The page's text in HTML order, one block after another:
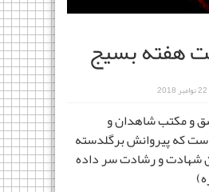
هفته بسیج
22 نوامبر 2018
و مکتب شاهدان و
که پيروانش برگلدسته
شهادت و رشادت سر داده